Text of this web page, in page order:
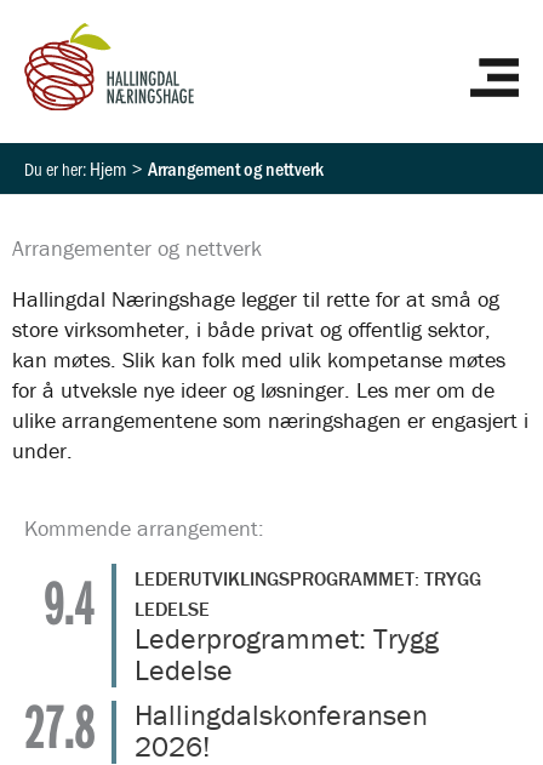
innholdet
Hjem Arrangement og nettverk
Arrangementer og nettverk
Hallingdal Næringshage legger til rette for at små og
store virksomheter, i både privat og offentlig sektor,
kan møtes. Slik kan folk med ulik kompetanse møtes
for å utveksle nye ideer og løsninger. Les mer om de
ulike arrangementene som næringshagen er engasjert i
under.
Kommende arrangement:
9.4
LEDERUTVIKLINGSPROGRAMMET: TRYGG
LEDELSE
Lederprogrammet: Trygg
Ledelse
27.8
Hallingdalskonferansen
2026!